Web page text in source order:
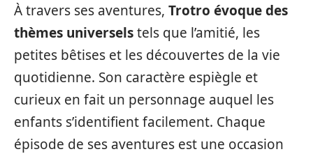
À travers ses aventures, Trotro évoque des
thèmes universelstels que l’amitié, les
petites bêtises et les découvertes de la vie
quotidienne. Son caractère espiègle et
curieux en fait un personnage auquel les
enfants s’identifient facilement. Chaque
épisode de ses aventures est une occasion